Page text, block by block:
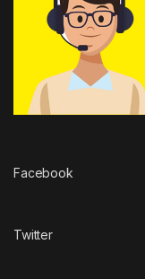
Facebook
Twitter